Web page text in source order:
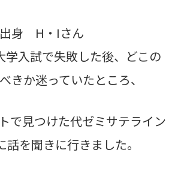
身 H・Iさん
学入試で失敗した後、どこの
きか迷っていたところ、
で見つけた代ゼミサテライン
話を聞きに行きました。